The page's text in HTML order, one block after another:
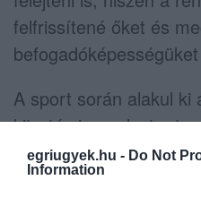
egriugyek.hu - Do Not
Information
felfrissítené őket és
A sport során alakul ki
kitartás is, melyet a
tudnának
mutatja, hogy még